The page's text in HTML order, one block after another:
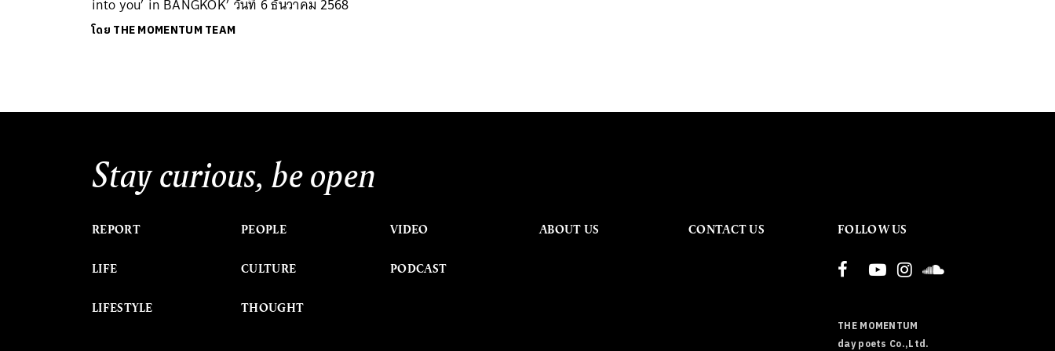
โดย THE MOMENTUM TEAM
Stay curious, be open
REPORT
LIFE
LIFESTYLE
PEOPLE
CULTURE
THOUGHT
VIDEO
PODCAST
ABOUT US CONTACT US FOLLOW US
THE MOMENTUM
day poets Co.,Ltd.